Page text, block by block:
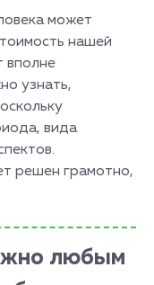
может
нашей
вполне
узнать,
вида
решен грамотно,
любым